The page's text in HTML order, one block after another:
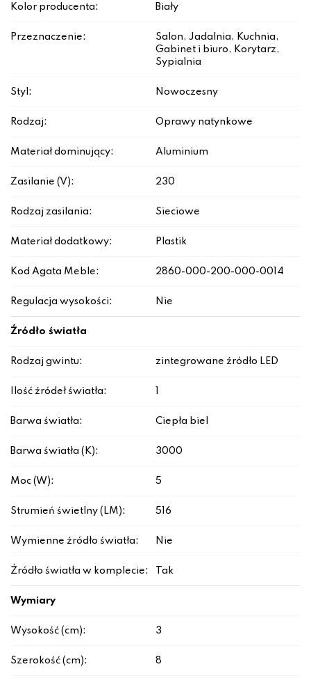
Kolor producenta: Biały
Przeznaczenie:
Salon, Jadalnia, Kuchnia,
Gabinet i biuro, Korytarz,
Sypialnia
Styl: Nowoczesny
Rodzaj: Oprawy natynkowe
Materiał dominujący: Aluminium
Zasilanie (V): 230
Rodzaj zasilania: Sieciowe
Materiał dodatkowy: Plastik
Kod Agata Meble: 2860-000-200-000-0014
Regulacja wysokości: Nie
Źródło światła
Rodzaj gwintu: zintegrowane źródło LED
Ilość źródeł światła:
Barwa światła: Ciepła biel
Barwa światła (K): 3000
Moc (W): 5
Strumień świetlny (LM): 516
Wymienne źródło światła: Nie
Źródło światła w komplecie: Tak
Wymiary
Wysokość (cm): 3
Szerokość (cm): 8